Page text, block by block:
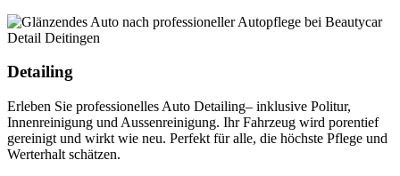
Detailing
Erleben Sie professionelles Auto Detailing– inklusive Politur,
Innenreinigung und Aussenreinigung. Ihr Fahrzeug wird porentief
gereinigt und wirkt wie neu. Perfekt für alle, die höchste Pflege und
Werterhalt schätzen.